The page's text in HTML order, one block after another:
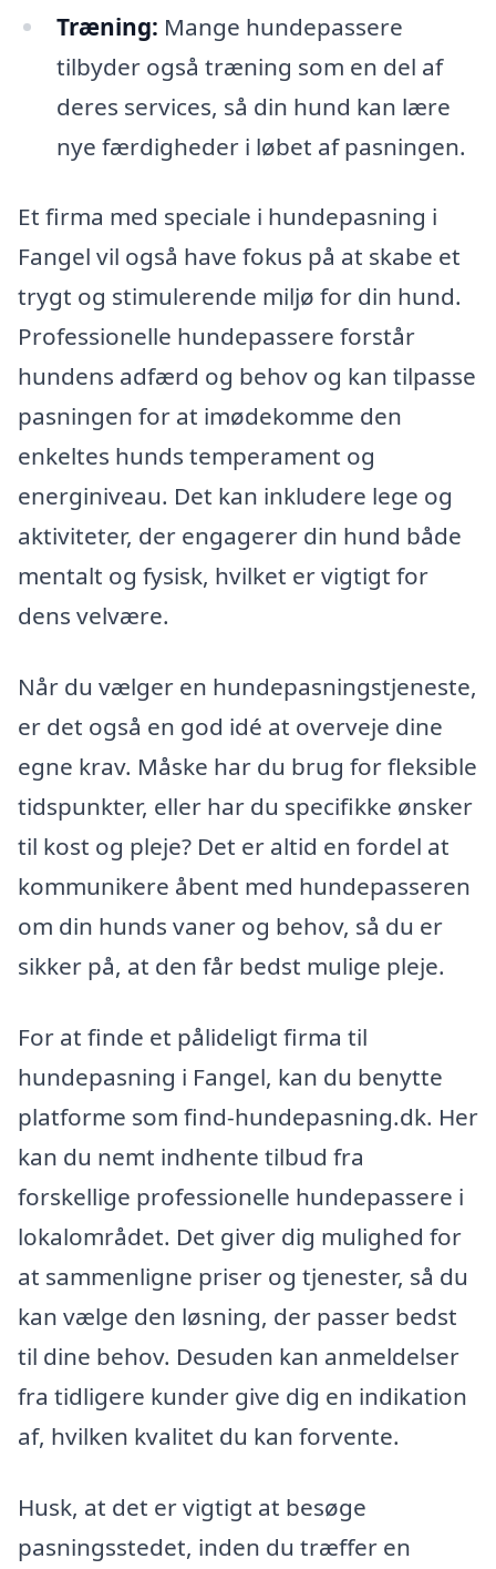
Træning: Mange hundepassere
tilbyder også træning som en del af
deres services, så din hund kan lære
nye færdigheder i løbet af pasningen.
Et firma med speciale i hundepasning i
Fangel vil også have fokus på at skabe et
trygt og stimulerende miljø for din hund.
Professionelle hundepassere forstår
hundens adfærd og behov og kan tilpasse
pasningen for at imødekomme den
enkeltes hunds temperament og
energiniveau. Det kan inkludere lege og
aktiviteter, der engagerer din hund både
mentalt og fysisk, hvilket er vigtigt for
dens velvære.
Når du vælger en hundepasningstjeneste,
er det også en god idé at overveje dine
egne krav. Måske har du brug for fleksible
tidspunkter, eller har du specifikke ønsker
til kost og pleje? Det er altid en fordel at
kommunikere åbent med hundepasseren
om din hunds vaner og behov, så du er
sikker på, at den får bedst mulige pleje.
For at finde et pålideligt firma til
hundepasning i Fangel, kan du benytte
platforme som find-hundepasning.dk. Her
kan du nemt indhente tilbud fra
forskellige professionelle hundepassere i
lokalområdet. Det giver dig mulighed for
at sammenligne priser og tjenester, så du
kan vælge den løsning, der passer bedst
til dine behov. Desuden kan anmeldelser
fra tidligere kunder give dig en indikation
af, hvilken kvalitet du kan forvente.
Husk, at det er vigtigt at besøge
pasningsstedet, inden du træffer en